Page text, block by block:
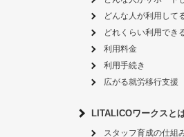
どんな人が利用して
どれくらい利用でき
利用料金
利用手続き
広がる就労移行支援
LITALICOワークスと
スタッフ育成の仕組